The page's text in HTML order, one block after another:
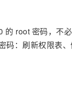
root 密码，不
：刷新权限表